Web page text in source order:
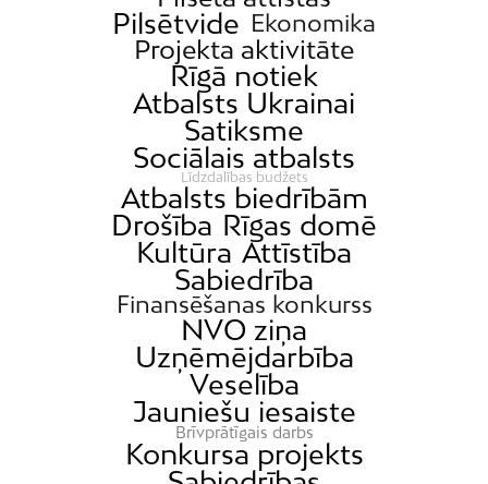
Pilsētvide Ekonomika
Projekta aktivitāte
Rīgā notiek
Atbalsts Ukrainai
Satiksme
Sociālais atbalsts
Līdzdalības budžets
Atbalsts biedrībām
Drošība Rīgas domē
Kultūra Attīstība
Sabiedrība
Finansēšanas konkurss
NVO ziņa
Uzņēmējdarbība
Veselība
Jauniešu iesaiste
Brīvprātīgais darbs
Konkursa projekts